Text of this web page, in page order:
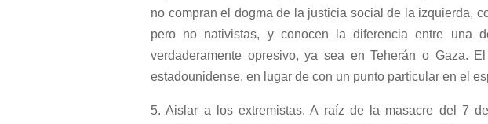
no compran el dogma de la justicia social de la izquierda,
pero no nativistas, y conocen la diferencia entre una
verdaderamente opresivo, ya sea en Teherán o Gaza.
estadounidense, en lugar de con un punto particular en el
5. Aislar a los extremistas. A raíz de la masacre del 7